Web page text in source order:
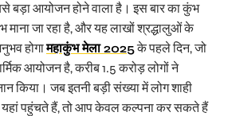
बड़ा आयोजन होने वाला है। इस बार का कुंभ
माना जा रहा है, और यह लाखों श्रद्धालुओं के
होगामहाकुंभ मेला 2025के पहले दिन, जो
आयोजन है, करीब 1.5 करोड़ लोगों ने
किया। जब इतनी बड़ी संख्या में लोग शाही
यहां पहुंचते हैं, तो आप केवल कल्पना कर सकते हैं